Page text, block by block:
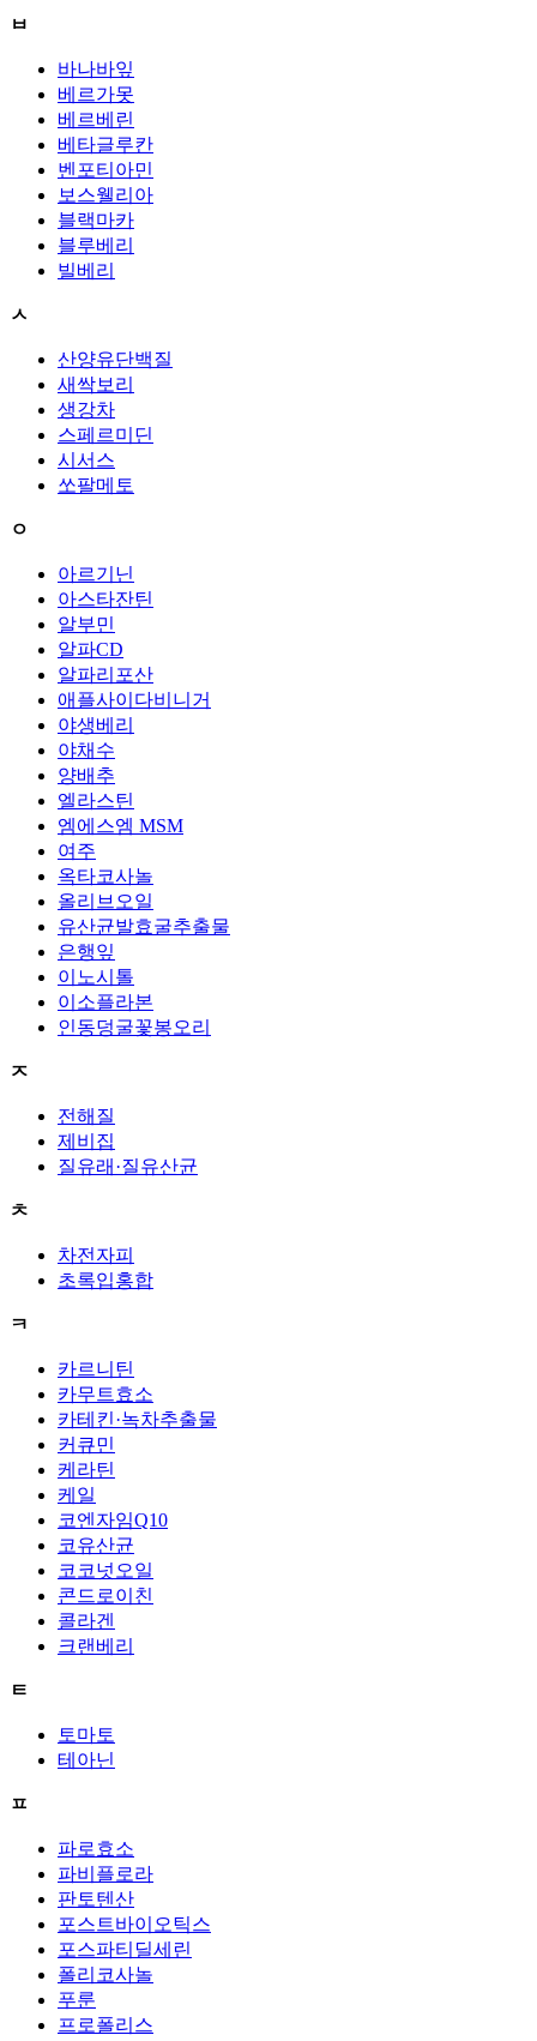
ㅂ
바나바잎
베르가못
베르베린
베타글루칸
벤포티아민
보스웰리아
블랙마카
블루베리
빌베리
ㅅ
산양유단백질
새싹보리
생강차
스페르미딘
시서스
쏘팔메토
ㅇ
아르기닌
아스타잔틴
알부민
알파CD
알파리포산
애플사이다비니거
야생베리
야채수
양배추
엘라스틴
엠에스엠 MSM
여주
옥타코사놀
올리브오일
유산균발효굴추출물
은행잎
이노시톨
이소플라본
인동덩굴꽃봉오리
ㅈ
전해질
제비집
질유래·질유산균
ㅊ
차전자피
초록입홍합
ㅋ
카르니틴
카무트효소
카테킨·녹차추출물
커큐민
케라틴
케일
코엔자임Q10
코유산균
코코넛오일
콘드로이친
콜라겐
크랜베리
ㅌ
토마토
테아닌
ㅍ
파로효소
파비플로라
판토텐산
포스트바이오틱스
포스파티딜세린
폴리코사놀
푸룬
프로폴리스